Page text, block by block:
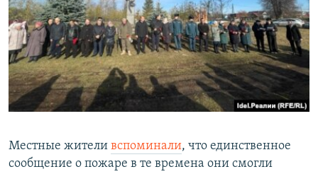
Местные жители вспоминали, что единственное
сообщение о пожаре в те времена они смогли